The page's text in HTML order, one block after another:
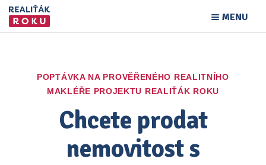
MENU
POPTÁVKA NA PROVĚŘENÉHO REALITNÍHO
MAKLÉŘE PROJEKTU REALIŤÁK ROKU
Chcete prodat
nemovitost s